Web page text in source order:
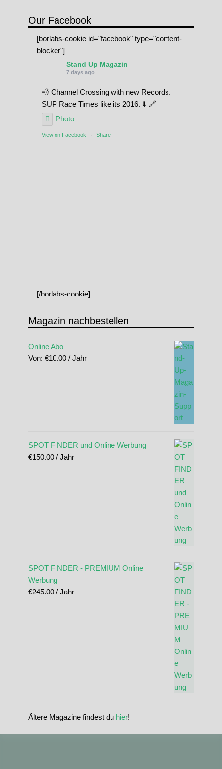
Our Facebook
[borlabs-cookie id="facebook" type="content-
blocker"]
Stand Up Magazin
7 days ago
💨 Channel Crossing with new Records.
SUP Race Times like its 2016. ⬇️ 🔗
Photo
View on Facebook · Share
[/borlabs-cookie]
Magazin nachbestellen
Online Abo
Von: €10.00 / Jahr
SPOT FINDER und Online Werbung
€150.00 / Jahr
SPOT FINDER - PREMIUM Online
Werbung
€245.00 / Jahr
Ältere Magazine findest du hier!